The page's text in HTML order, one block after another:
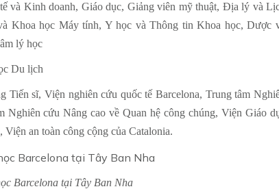
và Kinh doanh, Giáo dục, Giảng viên mỹ thuật, Địa lý và
Khoa học Máy tính, Y học và Thông tin Khoa học, Dược
lý học
Du lịch
sĩ, Viện nghiên cứu quốc tế Barcelona, Trung tâm
cứu Nâng cao về Quan hệ công chúng, Viện Giáo
an toàn công cộng của Catalonia.
Barcelona tại Tây Ban Nha